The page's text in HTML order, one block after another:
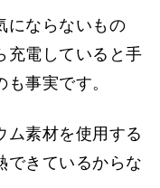
にならないもの
充電していると手
事実です。
ム素材を使用する
できているからな